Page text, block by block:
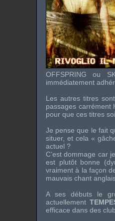
OFFSPRING ou
immédiatement
Les autres titres
passages carrément
pour que ces titres
Je pense que le fait
situer, et cela «
actuel ?
C’est dommage car
est plutôt bonne
vraiment à la façon
mauvais chant
A ses débuts le
actuellement
efficace dans des